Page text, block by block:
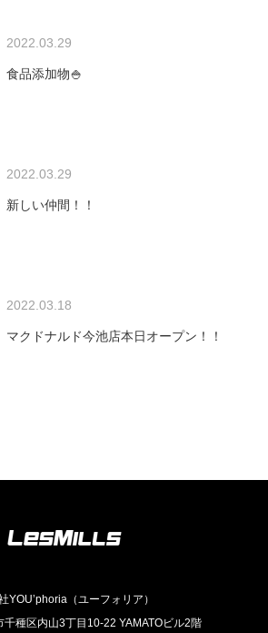
2022.03.29
食品添加物🍚
2022.03.29
新しい仲間！！
2022.03.18
マクドナルド今池店本日オープン！！
YOU’phoria（ユーフォリア）
千種区内山3丁目10-22 YAMATOビル2階